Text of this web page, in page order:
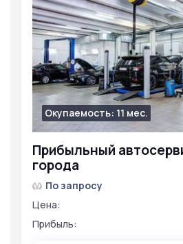
Прибыльный
города
Окупаемость: 11 мес.
По запросу
Цена:
Прибыль: